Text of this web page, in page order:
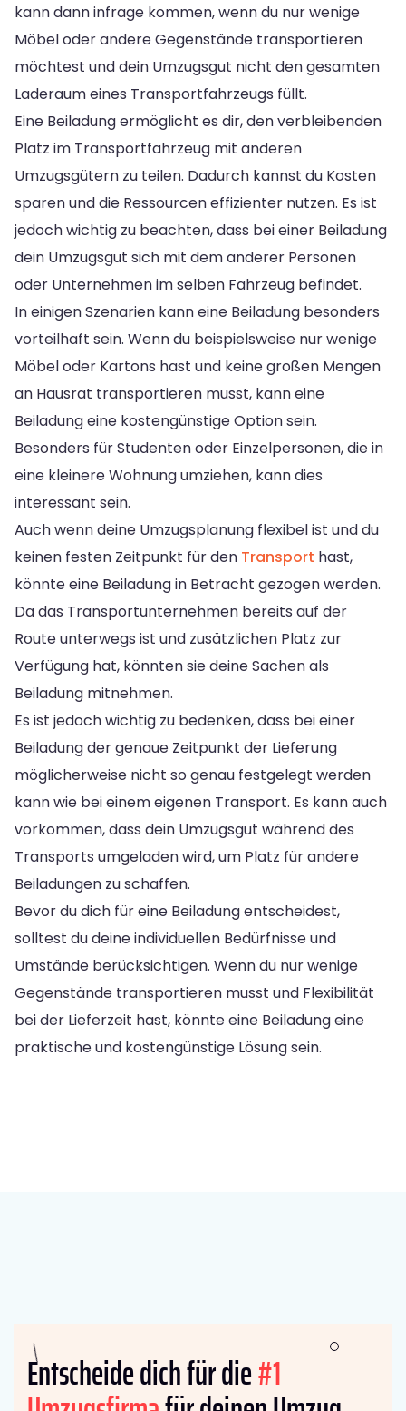
kann dann infrage kommen, wenn du nur wenige
Möbel oder andere Gegenstände transportieren
möchtest und dein Umzugsgut nicht den gesamten
Laderaum eines Transportfahrzeugs füllt.
Eine Beiladung ermöglicht es dir, den verbleibenden
Platz im Transportfahrzeug mit anderen
Umzugsgütern zu teilen. Dadurch kannst du Kosten
sparen und die Ressourcen effizienter nutzen. Es ist
jedoch wichtig zu beachten, dass bei einer Beiladung
dein Umzugsgut sich mit dem anderer Personen
oder Unternehmen im selben Fahrzeug befindet.
In einigen Szenarien kann eine Beiladung besonders
vorteilhaft sein. Wenn du beispielsweise nur wenige
Möbel oder Kartons hast und keine großen Mengen
an Hausrat transportieren musst, kann eine
Beiladung eine kostengünstige Option sein.
Besonders für Studenten oder Einzelpersonen, die in
eine kleinere Wohnung umziehen, kann dies
interessant sein.
Auch wenn deine Umzugsplanung flexibel ist und du
keinen festen Zeitpunkt für den Transport hast,
könnte eine Beiladung in Betracht gezogen werden.
Da das Transportunternehmen bereits auf der
Route unterwegs ist und zusätzlichen Platz zur
Verfügung hat, könnten sie deine Sachen als
Beiladung mitnehmen.
Es ist jedoch wichtig zu bedenken, dass bei einer
Beiladung der genaue Zeitpunkt der Lieferung
möglicherweise nicht so genau festgelegt werden
kann wie bei einem eigenen Transport. Es kann auch
vorkommen, dass dein Umzugsgut während des
Transports umgeladen wird, um Platz für andere
Beiladungen zu schaffen.
Bevor du dich für eine Beiladung entscheidest,
solltest du deine individuellen Bedürfnisse und
Umstände berücksichtigen. Wenn du nur wenige
Gegenstände transportieren musst und Flexibilität
bei der Lieferzeit hast, könnte eine Beiladung eine
praktische und kostengünstige Lösung sein.
Entscheide dich für die#1